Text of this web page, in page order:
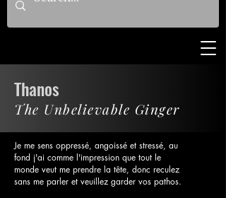
Thanos
The Unbelievable Ginger
Je me sens oppressé, angoissé et stressé, au
fond j'ai comme l'impression que tout le
monde veut me prendre la tête, donc reculez
sans me parler et veuillez garder vos pathos.